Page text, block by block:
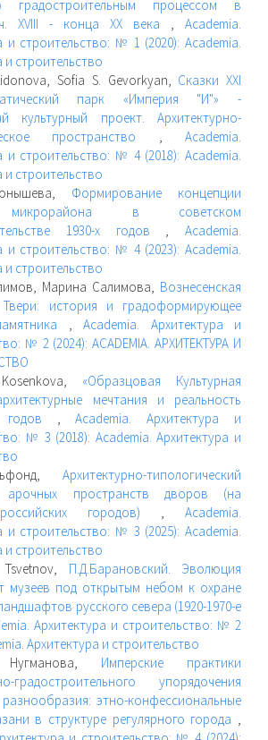
градостроительным процессом в
XVIII - конца XX века , Academia.
и строительство: № 1 (2020): Academia.
и строительство
Sofia S. Gevorkyan, Сказки XXI
парк «Империя "И"» -
культурный проект. Архитектурно-
пространство ,Academia.
и строительство: № 4 (2018): Academia.
и строительство
Формирование концепции
в советском
1930-х годов , Academia.
и строительство: № 4 (2023): Academia.
и строительство
Марина Салимова, Вознесенская
история и градоформирующее
,Academia. Архитектура и
№ 2 (2024): ACADEMIA. АРХИТЕКТУРА И
«Образцовая Культурная
мечтания и реальность
годов ,Academia. Архитектура и
№ 3 (2018): Academia. Архитектура и
Архитектурно-типологический
арочных пространств дворов (на
городов) , Academia.
и строительство: № 3 (2025): Academia.
и строительство
П.Д.Барановский. Эволюция
музеев под открытым небом к охране
русского севера (1920-1970-е
Архитектура и строительство: № 2
Архитектура и строительство
Нугманова, Имперские практики
градостроительного упорядочения
разнообразия: этно-конфессиональные
в структуре регулярного города ,